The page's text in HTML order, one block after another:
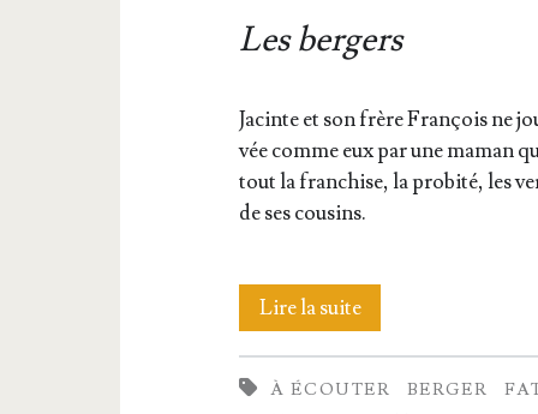
Les bergers
Jacinte et son frère Fran­çois ne
vée comme eux par une maman
tout la fran­chise, la pro­bi­té, les
de ses cousins.
Lire la suiteLa
petite
Jacinte
À ÉCOUTER BERGER